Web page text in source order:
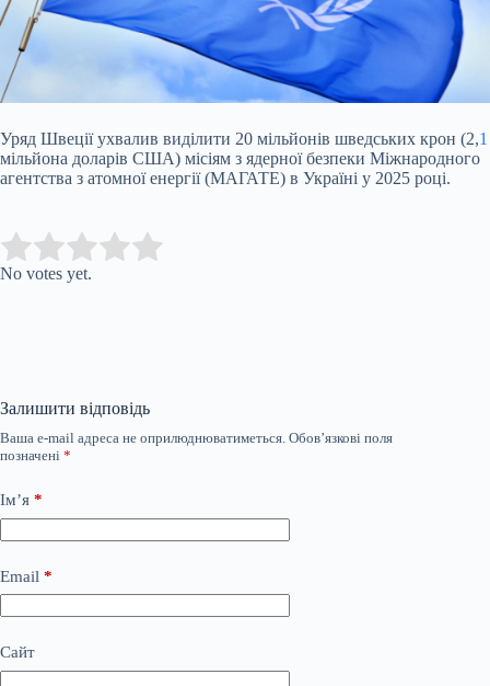
Уряд Швеції ухвалив виділити 20 мільйонів шведських крон (2,1
мільйона доларів США) місіям з ядерної безпеки Міжнародного
агентства з атомної енергії (МАГАТЕ) в Україні у 2025 році.
Rate this item:
No votes yet.
Залишити відповідь
Ваша e-mail адреса не оприлюднюватиметься. Обов’язкові поля
позначені *
Ім’я *
Email *
Сайт